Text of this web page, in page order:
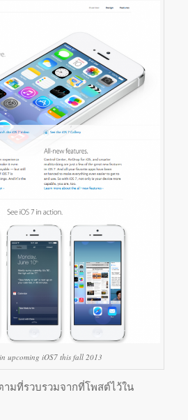
in upcoming iOS7 this fall 2013
ามที่รวบรวมจากที่โพสต์ไว้ใน